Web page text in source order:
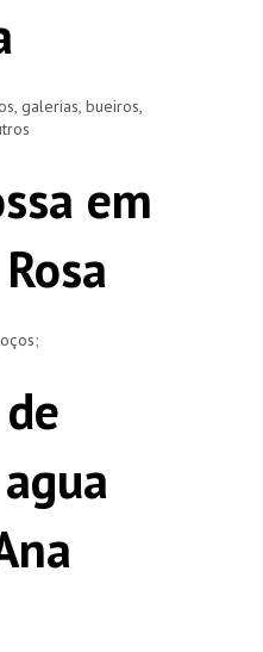
galerias, bueiros,
em